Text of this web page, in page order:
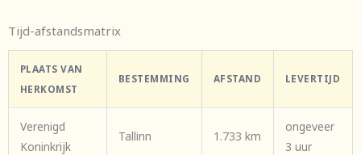
Tijd-afstandsmatrix
PLAATS VAN
HERKOMST
BESTEMMING AFSTAND LEVERTIJD
Verenigd
Koninkrijk
Tallinn 1.733 km
ongeveer
3 uur